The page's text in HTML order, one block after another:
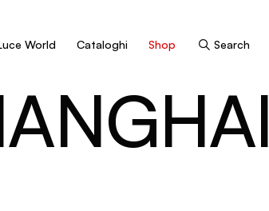
World Cataloghi Shop Search